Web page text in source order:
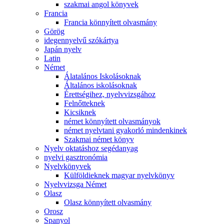
szakmai angol könyvek
Francia
Francia könnyített olvasmány
Görög
idegennyelvű szókártya
Japán nyelv
Latin
Német
Álatalános Iskolásoknak
Általános iskolásoknak
Érettségihez, nyelvvizsgához
Felnőtteknek
Kicsiknek
német könnyített olvasmányok
német nyelvtani gyakorló mindenkinek
Szakmai német könyv
Nyelv oktatáshoz segédanyag
nyelvi gasztronómia
Nyelvkönyvek
Külföldieknek magyar nyelvkönyv
Nyelvvizsga Német
Olasz
Olasz könnyített olvasmány
Orosz
Spanyol